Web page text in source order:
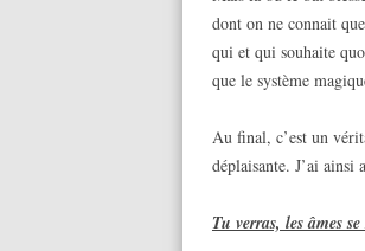
dont on ne connait
qui et qui souhaite
que le système
Au final, c’est un
déplaisante. J’ai ainsi
Tu verras, les âmes